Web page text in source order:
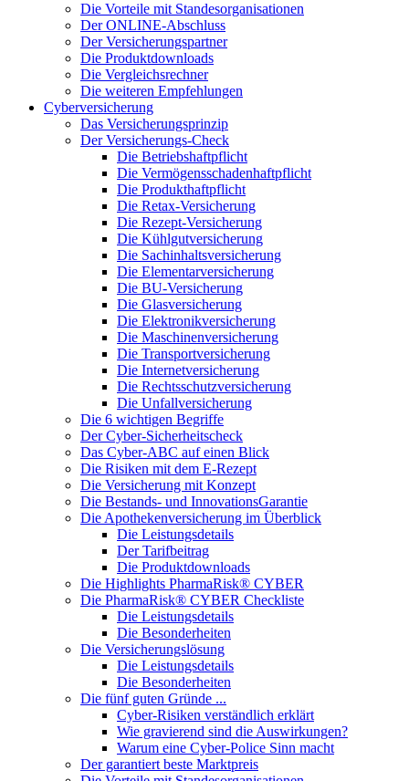
Die Vorteile mit Standesorganisationen
Der ONLINE-Abschluss
Der Versicherungspartner
Die Produktdownloads
Die Vergleichsrechner
Die weiteren Empfehlungen
Cyberversicherung
Das Versicherungsprinzip
Der Versicherungs-Check
Die Betriebshaftpflicht
Die Vermögensschadenhaftpflicht
Die Produkthaftpflicht
Die Retax-Versicherung
Die Rezept-Versicherung
Die Kühlgutversicherung
Die Sachinhaltsversicherung
Die Elementarversicherung
Die BU-Versicherung
Die Glasversicherung
Die Elektronikversicherung
Die Maschinenversicherung
Die Transportversicherung
Die Internetversicherung
Die Rechtsschutzversicherung
Die Unfallversicherung
Die 6 wichtigen Begriffe
Der Cyber-Sicher­heits­check
Das Cyber-ABC auf einen Blick
Die Risiken mit dem E-Rezept
Die Versicherung mit Konzept
Die Bestands- und InnovationsGarantie
Die Apothekenversicherung im Überblick
Die Leistungsdetails
Der Tarifbeitrag
Die Produktdownloads
Die Highlights PharmaRisk® CYBER
Die PharmaRisk® CYBER Checkliste
Die Leistungsdetails
Die Besonderheiten
Die Versicherungslösung
Die Leistungsdetails
Die Besonderheiten
Die fünf guten Gründe ...
Cyber-Risiken verständlich erklärt
Wie gravierend sind die Auswirkungen?
Warum eine Cyber-Police Sinn macht
Der garantiert beste Marktpreis